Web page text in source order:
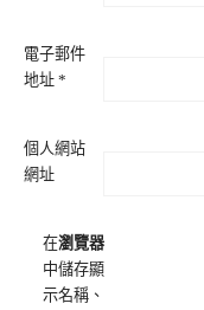
電子郵件
地址 *
個人網站
網址
在瀏覽器
中儲存顯
示名稱、